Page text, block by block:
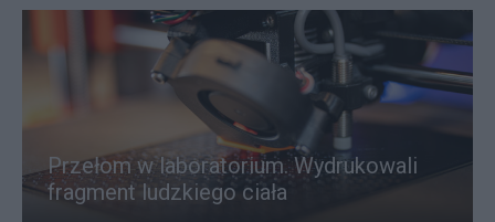
Przełom w laboratorium. Wydrukowali
fragment ludzkiego ciała